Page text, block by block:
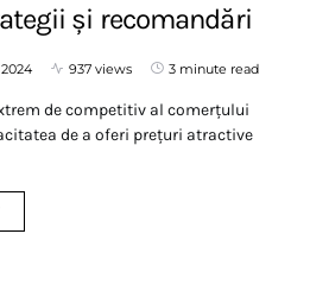
și recomandări
937 views 3 minute read
de competitiv al comerțului
de a oferi prețuri atractive